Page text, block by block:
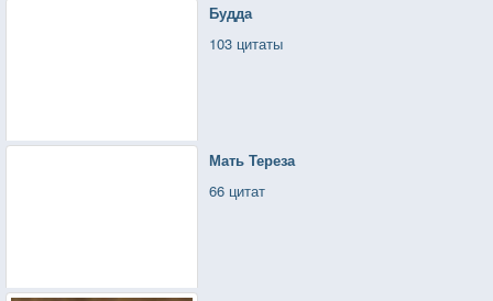
Будда
103 цитаты
Мать Тереза
66 цитат